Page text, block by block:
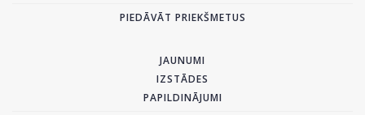
PIEDĀVĀT PRIEKŠMETUS
JAUNUMI
IZSTĀDES
PAPILDINĀJUMI